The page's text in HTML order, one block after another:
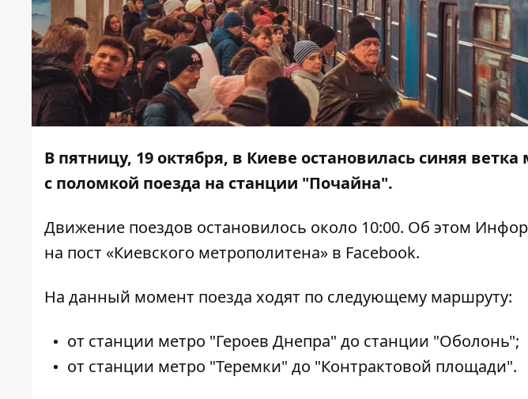
В пятницу, 19 октября, в Киеве остановилась синяя
с поломкой поезда на станции "Почайна".
Движение поездов остановилось около 10:00. Об этом
на пост «Киевского метрополитена» в Facebook.
На данный момент поезда ходят по следующему маршруту:
от станции метро "Героев Днепра" до станции "Оболонь";
от станции метро "Теремки" до "Контрактовой площади".